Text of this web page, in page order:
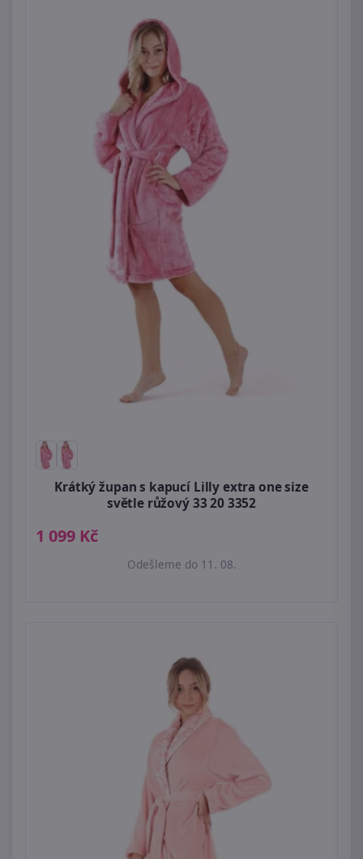
Krátký župan s kapucí Lilly extra one size
světle růžový 33 20 3352
1 099 Kč
Odešleme do 11. 08.